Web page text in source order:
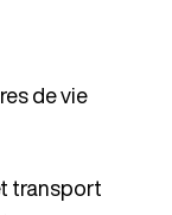
de vie
transport